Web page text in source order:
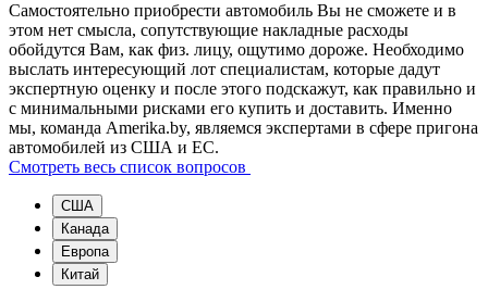
Самостоятельно приобрести автомобиль Вы не сможете и в
этом нет смысла, сопутствующие накладные расходы
обойдутся Вам, как физ. лицу, ощутимо дороже. Необходимо
выслать интересующий лот специалистам, которые дадут
экспертную оценку и после этого подскажут, как правильно и
с минимальными рисками его купить и доставить. Именно
мы, команда Amerika.by, являемся экспертами в сфере пригона
автомобилей из США и ЕС.
Смотреть весь список вопросов
США
Канада
Европа
Китай